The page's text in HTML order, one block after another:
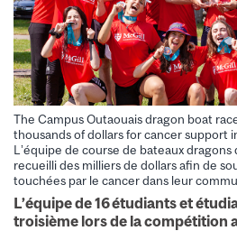
The Campus Outaouais dragon boat
thousands of dollars for cancer support
L’équipe de course de bateaux dragons
recueilli des milliers de dollars afin de
touchées par le cancer dans leur
L’équipe de 16 étudiants et
troisième lors de la compétition